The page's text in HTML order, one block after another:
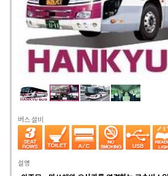
버스 설비
설명